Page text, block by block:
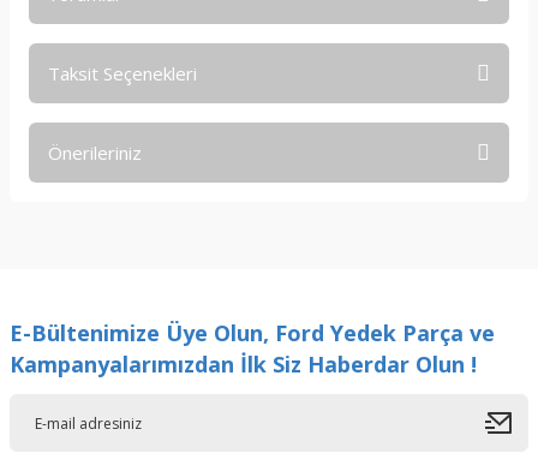
Taksit Seçenekleri
Önerileriniz
Ürün resmi kalitesiz, bozuk veya görüntülenemiyor.
Ürün açıklamasında eksik bilgiler bulunuyor.
E-Bültenimize Üye Olun, Ford Yedek Parça ve
Kampanyalarımızdan İlk Siz Haberdar Olun !